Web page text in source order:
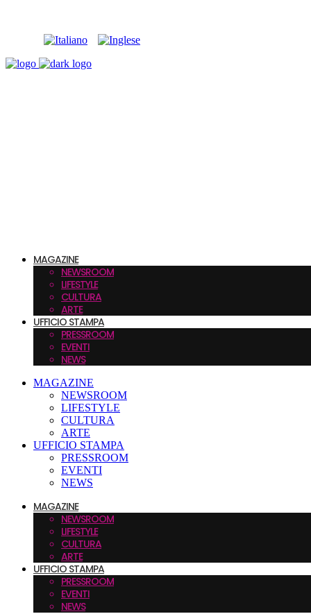
MAGAZINE
NEWSROOM
LIFESTYLE
CULTURA
ARTE
UFFICIO STAMPA
PRESSROOM
EVENTI
NEWS
MAGAZINE
NEWSROOM
LIFESTYLE
CULTURA
ARTE
UFFICIO STAMPA
PRESSROOM
EVENTI
NEWS
MAGAZINE
NEWSROOM
LIFESTYLE
CULTURA
ARTE
UFFICIO STAMPA
PRESSROOM
EVENTI
NEWS